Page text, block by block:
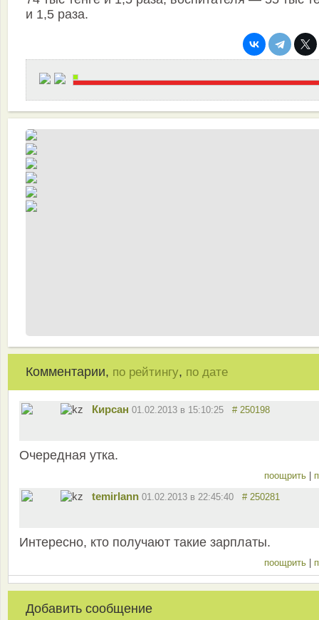
и 1,5 раза.
Комментарии, по рейтингу, по дате
Кирсан 01.02.2013 в 15:10:25 # 250198
Очередная утка.
поощрить
temirlann 01.02.2013 в 22:45:40 # 250281
Интересно, кто получают такие зарплаты.
поощрить
Добавить сообщение